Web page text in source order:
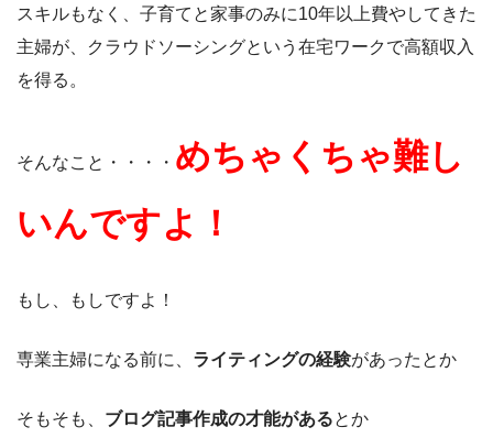
スキルもなく、子育てと家事のみに10年以上費やしてきた
主婦が、クラウドソーシングという在宅ワークで高額収入
を得る。
そんなこと・・・・ めちゃくちゃ難し
いんですよ！
もし、もしですよ！
専業主婦になる前に、 ライティングの経験があったとか
そもそも、 ブログ記事作成の才能があるとか